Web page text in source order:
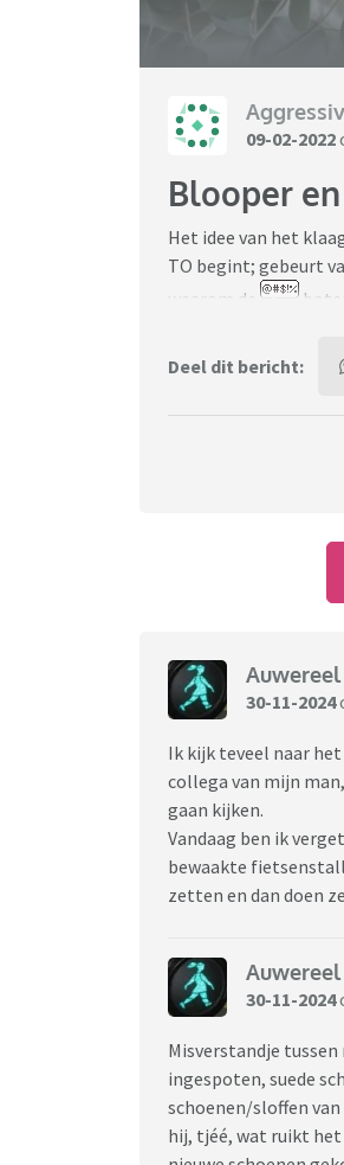
09-02-2022
Blooper
Het idee van het
TO begint; gebeurt
waarom de
ons klaar aan het
zusje en mij wilde
zusje, kwam die
(Ze heeft die
Ik ben vast niet de
Deel dit bericht:
Auwereel
30-11-2024
Ik kijk teveel naar
collega van mijn
gaan kijken.
Vandaag ben ik
bewaakte
zetten en dan doen
Auwereel
30-11-2024
Misverstandje
ingespoten, suede
schoenen/sloffen
hij, tjéé, wat ruikt het